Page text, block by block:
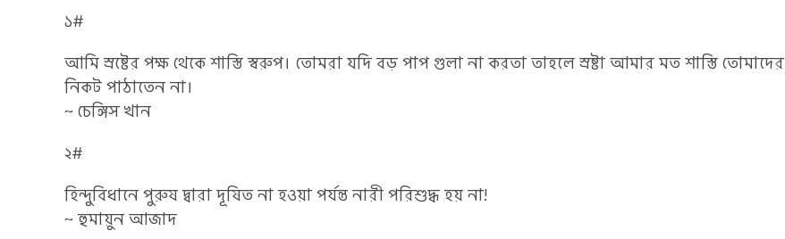
১#
আমি স্রষ্টের পক্ষ থেকে শাস্তি স্বরুপ। তোমরা যদি বড় পাপ গুলা না করতা তাহলে স্রষ্টা আমার মত শাস্তি তোমাদের
নিকট পাঠাতেন না।
~ চেঙ্গিস খান
২#
হিন্দুবিধানে পুরুষ দ্বারা দূষিত না হওয়া পর্যন্ত নারী পরিশুদ্ধ হয় না!
~ হুমায়ুন আজাদ